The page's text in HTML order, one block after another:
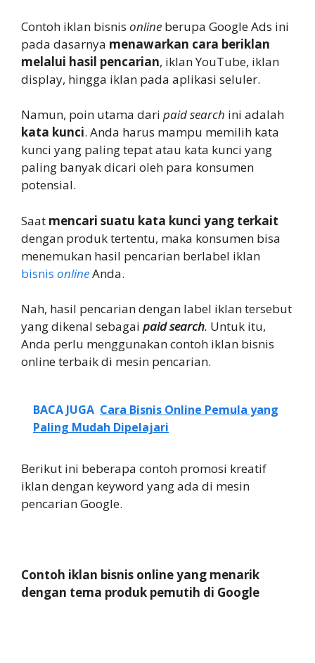
Contoh iklan bisnis online berupa Google Ads ini
pada dasarnya menawarkan cara beriklan
melalui hasil pencarian, iklan YouTube, iklan
display, hingga iklan pada aplikasi seluler.
Namun, poin utama dari paid search ini adalah
kata kunci. Anda harus mampu memilih kata
kunci yang paling tepat atau kata kunci yang
paling banyak dicari oleh para konsumen
potensial.
Saat mencari suatu kata kunci yang terkait
dengan produk tertentu, maka konsumen bisa
menemukan hasil pencarian berlabel iklan
bisnis onlineAnda.
Nah, hasil pencarian dengan label iklan tersebut
yang dikenal sebagai paid search. Untuk itu,
Anda perlu menggunakan contoh iklan bisnis
online terbaik di mesin pencarian.
BACA JUGA Cara Bisnis Online Pemula yang
Paling Mudah Dipelajari
Berikut ini beberapa contoh promosi kreatif
iklan dengan keyword yang ada di mesin
pencarian Google.
Contoh iklan bisnis online yang menarik
dengan tema produk pemutih di Google